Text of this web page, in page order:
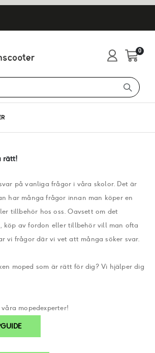
Cart
0
rätt!
på vanliga frågor i våra skolor. Det är
har många frågor innan man köper en
tillbehör hos oss. Oavsett om det
köp av fordon eller tillbehör vill man ofta
vi frågor där vi vet att många söker svar.
moped som är rätt för dig? Vi hjälper dig
mopedexperter!